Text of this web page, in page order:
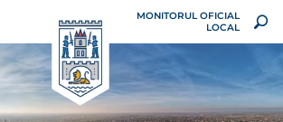
MONITORUL OFICIAL
LOCAL